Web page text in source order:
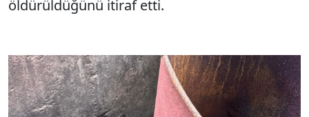
öldürüldüğünü itiraf etti.